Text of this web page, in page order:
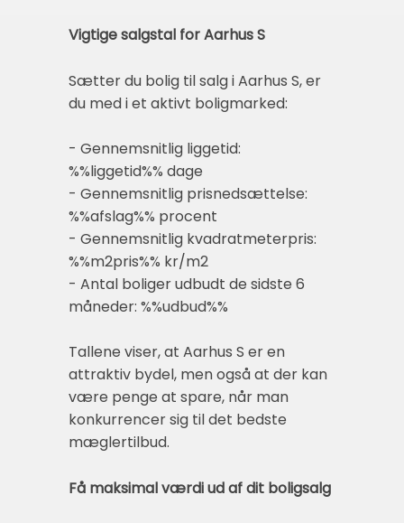
Vigtige salgstal for Aarhus S
Sætter du bolig til salg i Aarhus S, er
du med i et aktivt boligmarked:
- Gennemsnitlig liggetid:
%%liggetid%% dage
- Gennemsnitlig prisnedsættelse:
%%afslag%% procent
- Gennemsnitlig kvadratmeterpris:
%%m2pris%% kr/m2
- Antal boliger udbudt de sidste 6
måneder: %%udbud%%
Tallene viser, at Aarhus S er en
attraktiv bydel, men også at der kan
være penge at spare, når man
konkurrencer sig til det bedste
mæglertilbud.
Få maksimal værdi ud af dit boligsalg